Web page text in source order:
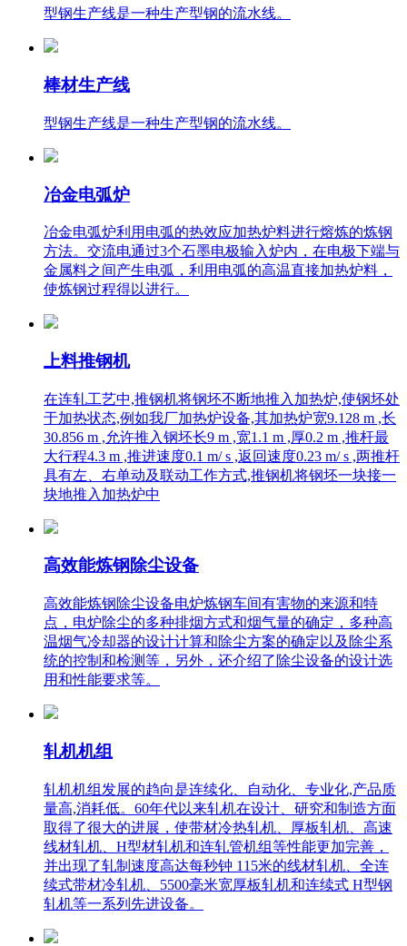
型钢生产线是一种生产型钢的流水线。
棒材生产线
型钢生产线是一种生产型钢的流水线。
冶金电弧炉
冶金电弧炉利用电弧的热效应加热炉料进行熔炼的炼钢
方法。交流电通过3个石墨电极输入炉内，在电极下端与
金属料之间产生电弧，利用电弧的高温直接加热炉料，
使炼钢过程得以进行。
上料推钢机
在连轧工艺中,推钢机将钢坯不断地推入加热炉,使钢坯处
于加热状态,例如我厂加热炉设备,其加热炉宽9.128 m ,长
30.856 m ,允许推入钢坯长9 m ,宽1.1 m ,厚0.2 m ,推杆最
大行程4.3 m ,推进速度0.1 m/ s ,返回速度0.23 m/ s ,两推杆
具有左、右单动及联动工作方式,推钢机将钢坯一块接一
块地推入加热炉中
高效能炼钢除尘设备
高效能炼钢除尘设备电炉炼钢车间有害物的来源和特
点，电炉除尘的多种排烟方式和烟气量的确定，多种高
温烟气冷却器的设计计算和除尘方案的确定以及除尘系
统的控制和检测等，另外，还介绍了除尘设备的设计选
用和性能要求等。
轧机机组
轧机机组发展的趋向是连续化、自动化、专业化,产品质
量高,消耗低。60年代以来轧机在设计、研究和制造方面
取得了很大的进展，使带材冷热轧机、厚板轧机、高速
线材轧机、H型材轧机和连轧管机组等性能更加完善，
并出现了轧制速度高达每秒钟 115米的线材轧机、全连
续式带材冷轧机、5500毫米宽厚板轧机和连续式 H型钢
轧机等一系列先进设备。